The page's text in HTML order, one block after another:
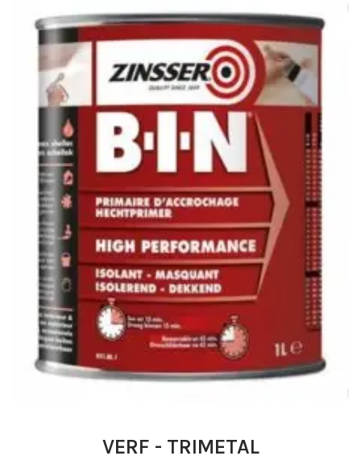
VERF - TRIMETAL